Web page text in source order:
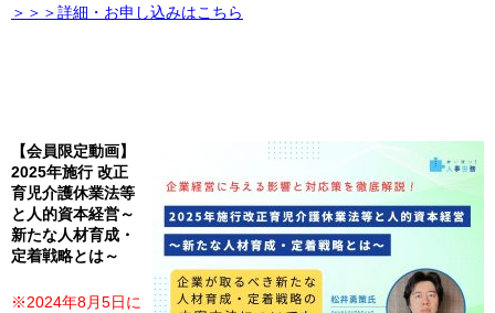
＞＞＞詳細・お申し込みはこちら
【会員限定動画】
2025年施行 改正
育児介護休業法等
と人的資本経営～
新たな人材育成・
定着戦略とは～
※2024年8月5日に